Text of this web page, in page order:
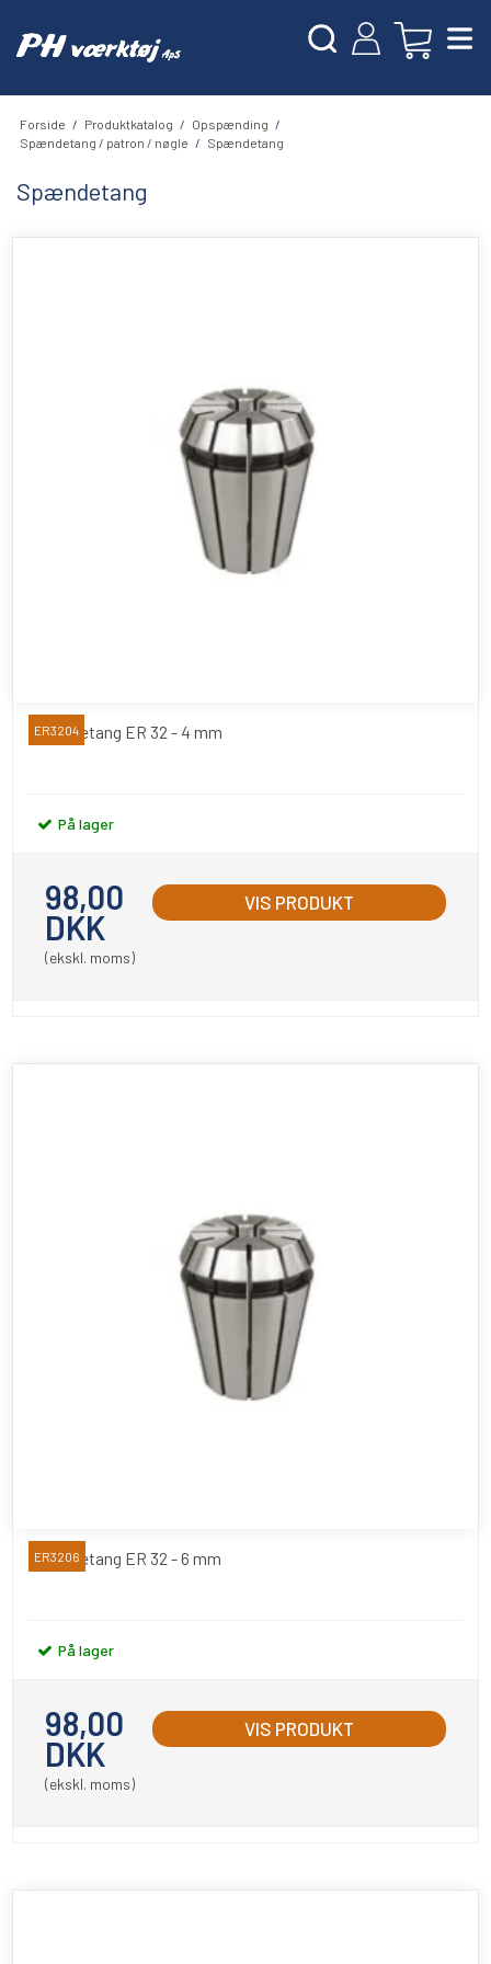
Forside / Produktkatalog / Opspænding /
Spændetang / patron / nøgle / Spændetang
Spændetang
Spændetang ER 32 - 4 mm
ER3204
På lager
98,00
DKK
(ekskl. moms)
VIS PRODUKT
Spændetang ER 32 - 6 mm
ER3206
På lager
98,00
DKK
(ekskl. moms)
VIS PRODUKT